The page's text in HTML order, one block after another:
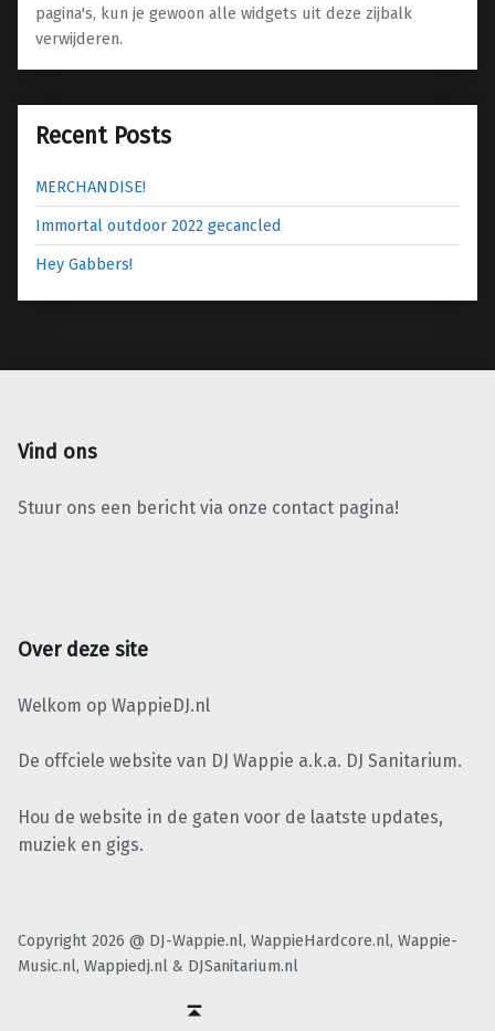
pagina's, kun je gewoon alle widgets uit deze zijbalk
verwijderen.
Recent Posts
MERCHANDISE!
Immortal outdoor 2022 gecancled
Hey Gabbers!
Vind ons
Stuur ons een bericht via onze contact pagina!
Over deze site
Welkom op WappieDJ.nl
De offciele website van DJ Wappie a.k.a. DJ Sanitarium.
Hou de website in de gaten voor de laatste updates,
muziek en gigs.
Copyright 2026 @ DJ-Wappie.nl, WappieHardcore.nl, Wappie-
Music.nl, Wappiedj.nl & DJSanitarium.nl